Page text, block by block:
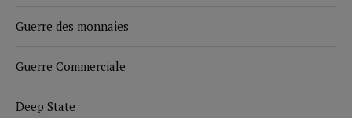
Guerre des monnaies
Guerre Commerciale
Deep State